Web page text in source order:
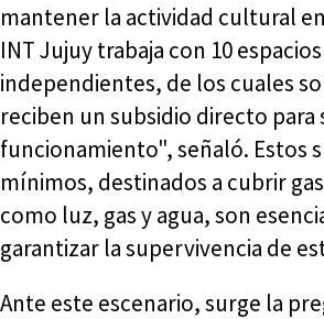
mantener la actividad cultural
INT Jujuy trabaja con 10 espacios
independientes, de los cuales
reciben un subsidio directo para
funcionamiento", señaló. Estos
mínimos, destinados a cubrir
como luz, gas y agua, son
garantizar la supervivencia de
Ante este escenario, surge la